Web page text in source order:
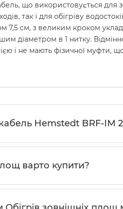
що використовується для
так і для обігріву
см, з великим кроком
діаметром в 1 нитку.
і не мають фізичної
Hemstedt BRF-IM
варто купити?